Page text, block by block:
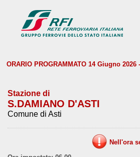
ORARIO PROGRAMMATO 14 Giugno 2026
Stazione di
S.DAMIANO D'ASTI
Comune di Asti
Nell'ora